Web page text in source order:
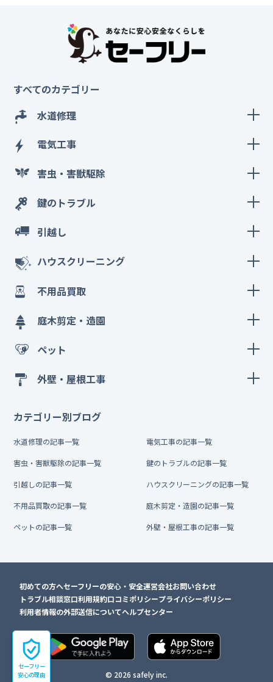
セーフリー
安心の理由
すべてのカテゴリー
水道修理
電気工事
害虫・害獣駆除
鍵のトラブル
引越し
ハウスクリーニング
不用品買取
庭木剪定・造園
ペット
外壁・屋根工事
カテゴリー別ブログ
水道修理の記事一覧 電気工事の記事一覧
害虫・害獣駆除の記事一覧 鍵のトラブルの記事一覧
引越しの記事一覧 ハウスクリーニングの記事一覧
不用品買取の記事一覧 庭木剪定・造園の記事一覧
ペットの記事一覧 外壁・屋根工事の記事一覧
初めての方へセーフリーの安心・安全運営会社お問い合わせ
トラブル相談窓口利用規約口コミポリシープライバシーポリシー
利用者情報の外部送信についてヘルプセンター
© 2026 safely inc.